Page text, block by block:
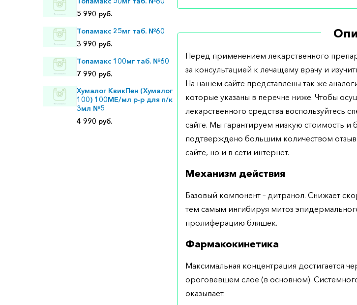
5 990 руб.
Топамакс 25мг таб. №60
3 990 руб.
Топамакс 100мг таб. №60
7 990 руб.
Хумалог КвикПен (Хумалог
100) 100МЕ/мл р-р для п/к
3мл №5
4 990 руб.
Перед применением лекарственного
за консультацией к лечащему врачу и
На нашем сайте представлены так же
которые указаны в перечне ниже. Чтобы
лекарственного средства воспользуйтесь
сайте. Мы гарантируем низкую стоимость и
подтверждено большим количеством
сайте, но и в сети интернет.
Механизм действия
Базовый компонент – дитранол. Снижает
тем самым ингибируя митоз
пролиферацию бляшек.
Фармакокинетика
Максимальная концентрация достигается
ороговевшем слое (в основном).
оказывает.